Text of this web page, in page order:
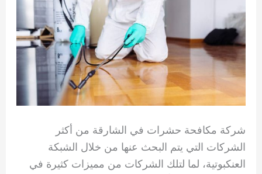
شركة مكافحة حشرات في الشارقة من أكثر
الشركات التي يتم البحث عنها من خلال الشبكة
العنكبوتية، لما لتلك الشركات من مميزات كثيرة في